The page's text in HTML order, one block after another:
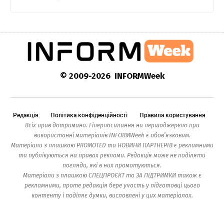
© 2009-2026 INFORMWeek
Редакція Політика конфіденційності
Правила користування
Всіх прав дотримано. Гіперпосилання на першоджерело при
використанні матеріалів INFORMWeek є обов’язковим.
Матеріали з плашкою PROMOTED та НОВИНИ ПАРТНЕРІВ є рекламними
та публікуються на правах реклами. Редакція може не поділяти
погляди, які в них промотуються.
Матеріали з плашкою СПЕЦПРОЄКТ та ЗА ПІДТРИМКИ також є
рекламними, проте редакція бере участь у підготовці цього
контенту і поділяє думки, висловлені у цих матеріалах.